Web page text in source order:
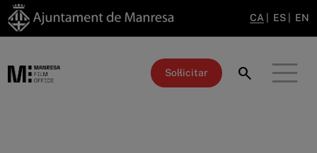
CA | ES| EN
Sol·licitar search